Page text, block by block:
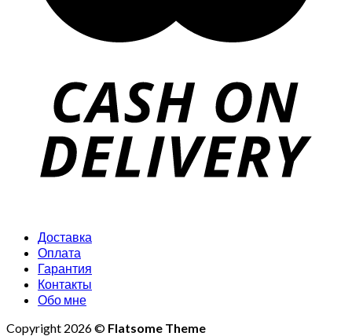
Доставка
Оплата
Гарантия
Контакты
Обо мне
Copyright 2026 © Flatsome Theme